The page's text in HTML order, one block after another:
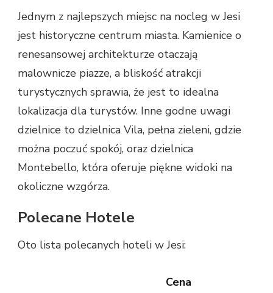
Jednym z najlepszych miejsc na nocleg w Jesi
jest historyczne centrum miasta. Kamienice o
renesansowej architekturze otaczają
malownicze piazze, a bliskość atrakcji
turystycznych sprawia, że jest to idealna
lokalizacja dla turystów. Inne godne uwagi
dzielnice to dzielnica Vila, pełna zieleni, gdzie
można poczuć spokój, oraz dzielnica
Montebello, która oferuje piękne widoki na
okoliczne wzgórza.
Polecane Hotele
Oto lista polecanych hoteli w Jesi:
Cena